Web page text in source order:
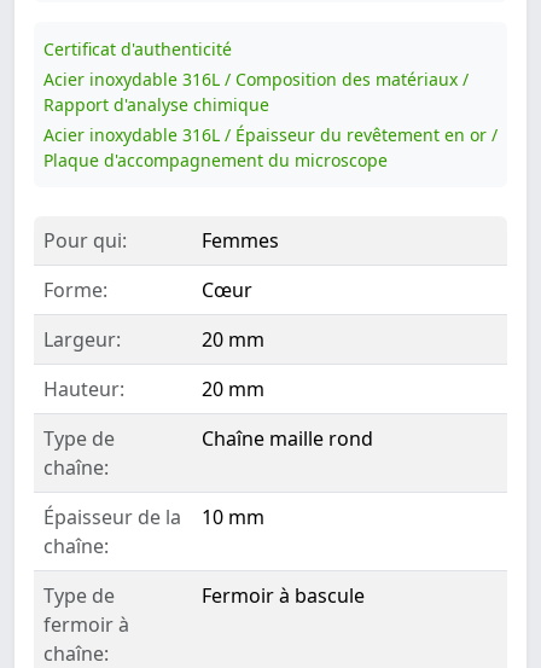
Certificat d'authenticité
Acier inoxydable 316L / Composition des matériaux /
Rapport d'analyse chimique
Acier inoxydable 316L / Épaisseur du revêtement en or /
Plaque d'accompagnement du microscope
Pour qui:
Femmes
Forme:
Cœur
Largeur:
20 mm
Hauteur:
20 mm
Type de
chaîne:
Chaîne maille rond
Épaisseur de la
chaîne:
10 mm
Type de
fermoir à
chaîne:
Fermoir à bascule